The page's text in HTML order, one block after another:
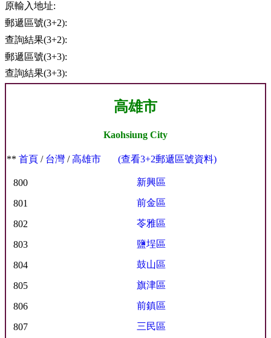
原輸入地址:
郵遞區號(3+2):
查詢結果(3+2):
郵遞區號(3+3):
查詢結果(3+3):
高雄市
Kaohsiung City
** 首頁 / 台灣 /高雄市 (查看3+2郵遞區號資料)
800 新興區
801 前金區
802 苓雅區
803 鹽埕區
804 鼓山區
805 旗津區
806 前鎮區
807 三民區